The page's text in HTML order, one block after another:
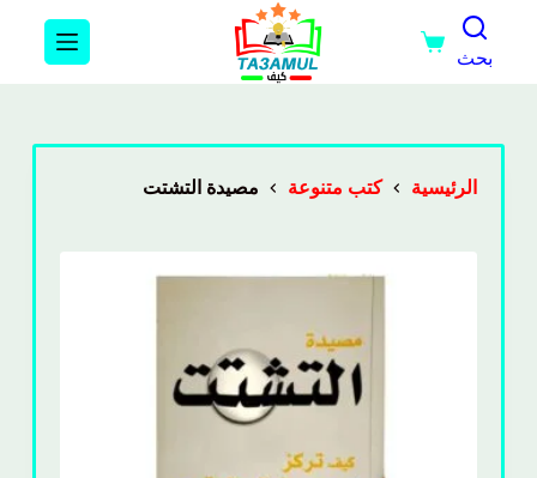
بحث
الرئيسية كتب متنوعة مصيدة التشتت